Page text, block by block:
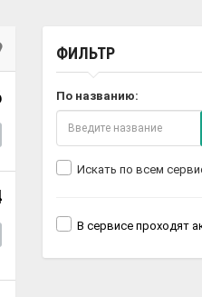
ФИЛЬТР
По названию:
Искать по всем
В сервисе проходят